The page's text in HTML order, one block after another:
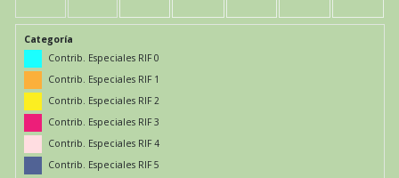
Categoría
Contrib. Especiales RIF 0
Contrib. Especiales RIF 1
Contrib. Especiales RIF 2
Contrib. Especiales RIF 3
Contrib. Especiales RIF 4
Contrib. Especiales RIF 5